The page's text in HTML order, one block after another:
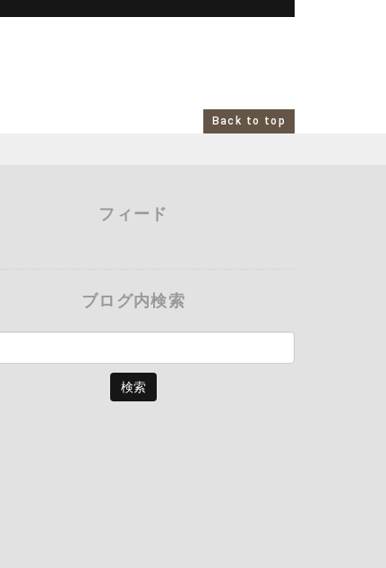
Back to top
フィード
ブログ内検索